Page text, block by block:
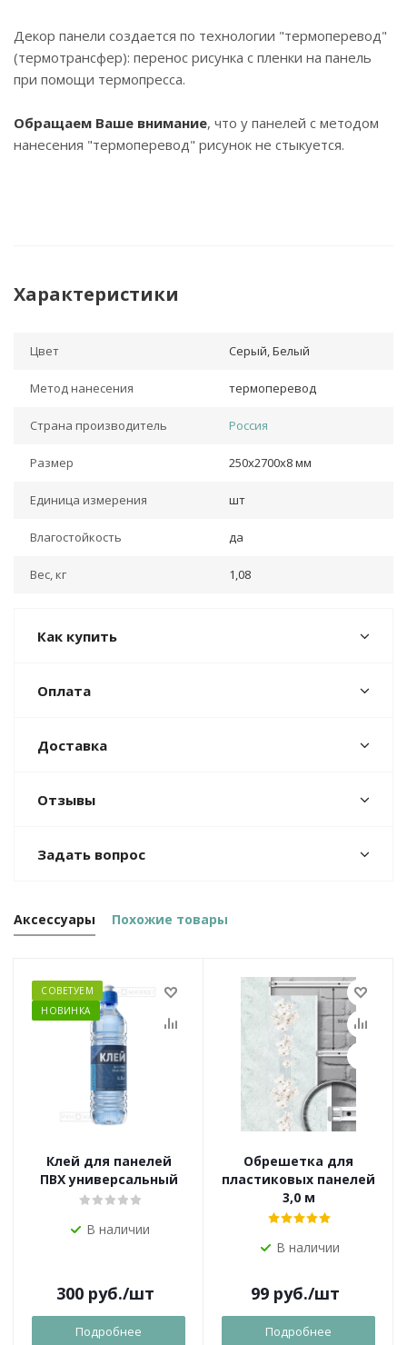
Декор панели создается по технологии "термоперевод"
(термотрансфер): перенос рисунка с пленки на панель
при помощи термопресса.
Обращаем Ваше внимание, что у панелей с методом
нанесения "термоперевод" рисунок не стыкуется.
Характеристики
Цвет Серый, Белый
Метод нанесения термоперевод
Страна производитель Россия
Размер 250х2700х8 мм
Единица измерения шт
Влагостойкость да
Вес, кг 1,08
Как купить
Оплата
Доставка
Отзывы
Задать вопрос
Аксессуары Похожие товары
СОВЕТУЕМ
НОВИНКА
Клей для панелей
ПВХ универсальный
В наличии
300 руб./шт
Подробнее
Обрешетка для
пластиковых панелей
3,0 м
В наличии
99 руб./шт
Подробнее